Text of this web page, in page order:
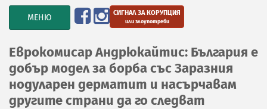
TOGGLE
NAVIGATION
МЕНЮ СИГНАЛ ЗА КОРУПЦИЯ
или злоупотреби
Еврокомисар Андрюкайтис: България е
добър модел за борба със Заразния
нодуларен дерматит и насърчавам
другите страни да го следват